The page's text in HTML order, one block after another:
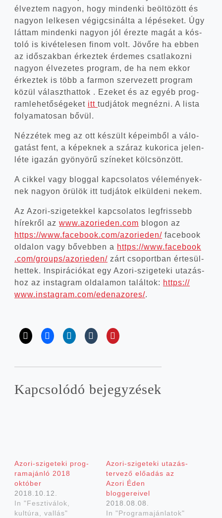
élvez­tem nagyon, hogy min­den­ki beöl­tö­zött és
nagyon lel­ke­sen végig­csi­nál­ta a lépé­se­ket. Úgy
lát­tam min­den­ki nagyon jól érez­te magát a kós­
to­ló is kivé­te­le­sen finom volt. Jövő­re ha ebben
az idő­szak­ban érkez­tek érde­mes csat­la­koz­ni
nagyon élve­ze­tes prog­ram, de ha nem ekkor
érkez­tek is több a far­mon szer­ve­zett prog­ram
közül választ­hat­tok . Eze­ket és az egyéb prog­
ram­le­he­tő­sé­ge­ket itt tud­já­tok meg­néz­ni. A lis­ta
folya­ma­to­san bővül.
Néz­zé­tek meg az ott készült képe­im­ből a válo­
ga­tást fent, a képek­nek a szá­raz kuko­ri­ca jelen­
lé­te iga­zán gyö­nyö­rű szí­ne­ket kölcsönzött.
A cik­kel vagy blog­gal kap­cso­la­tos véle­mé­nyek­
nek nagyon örü­lök itt tud­já­tok elkül­de­ni nekem.
Az Azori-szigetekkel kap­cso­la­tos leg­fris­sebb
hírek­ről az www​.azorie​den​.com blo­gon az
https://​www​.face​book​.com/​a​z​o​r​i​e​d​en/ face­book
olda­lon vagy bőveb­ben a https://​www​.face​book​
.com/​g​r​o​u​p​s​/​a​z​o​r​i​e​d​en/ zárt cso­port­ban érte­sül­
het­tek. Ins­pi­rá­ci­ó­kat egy Azori-szigeteki uta­zás­
hoz az ins­ta­gram olda­la­mon talál­tok: https://​
www​.ins​ta​gram​.com/​e​d​e​n​a​z​o​r​es/.
Kap­cso­ló­dó bejegyzések
Azori-szigeteki prog­
ram­aján­ló 2018
október
2018.10.12.
In "Fesztiválok,
kultúra, vallás"
Azori-szigeteki uta­zás­
ter­ve­ző elő­adás az
Azo­ri Éden
bloggereivel
2018.08.08.
In "Programajánlatok"